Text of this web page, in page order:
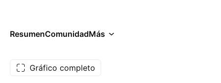
ResumenComunidadMás
Gráfico completo